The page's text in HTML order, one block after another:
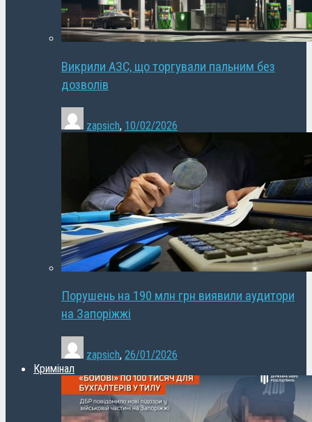
Викрили АЗС, що торгували пальним без
дозволів
zapsich, 10/02/2026
Порушень на 190 млн грн виявили аудитори
на Запоріжжі
zapsich, 26/01/2026
Кримінал